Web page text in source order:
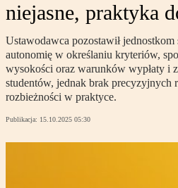
niejasne, praktyka
Ustawodawca pozostawił jednostkom
autonomię w określaniu kryteriów,
wysokości oraz warunków wypłaty i
studentów, jednak brak precyzyjnych
rozbieżności w praktyce.
Publikacja: 15.10.2025 05:30